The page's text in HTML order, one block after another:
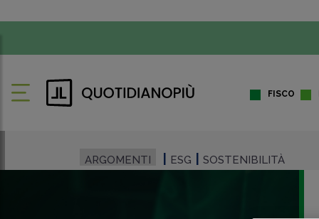
FISCO
ARGOMENTI ESG SOSTENIBILITÀ